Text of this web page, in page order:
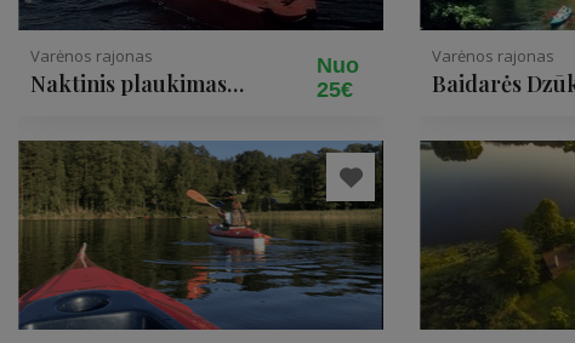
Varėnos rajonas
Naktinis plaukimas
žmonių grupėms
Nuo
25€
Varėnos rajonas
Baidarės